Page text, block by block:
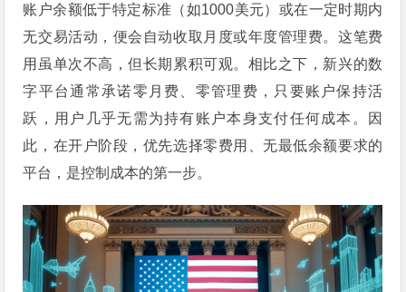
账户余额低于特定标准（如1000美元）或在一定时期内
无交易活动，便会自动收取月度或年度管理费。这笔费
用虽单次不高，但长期累积可观。相比之下，新兴的数
字平台通常承诺零月费、零管理费，只要账户保持活
跃，用户几乎无需为持有账户本身支付任何成本。因
此，在开户阶段，优先选择零费用、无最低余额要求的
平台，是控制成本的第一步。